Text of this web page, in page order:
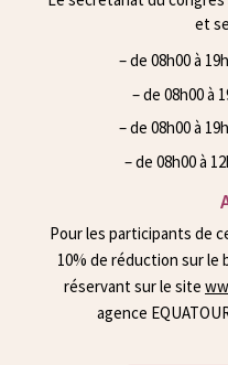
et
– de 08h00 à
– de 08h00 à
– de 08h00 à
– de 08h00 à
Pour les participants de
10% de réduction sur le
réservant sur le site
agence